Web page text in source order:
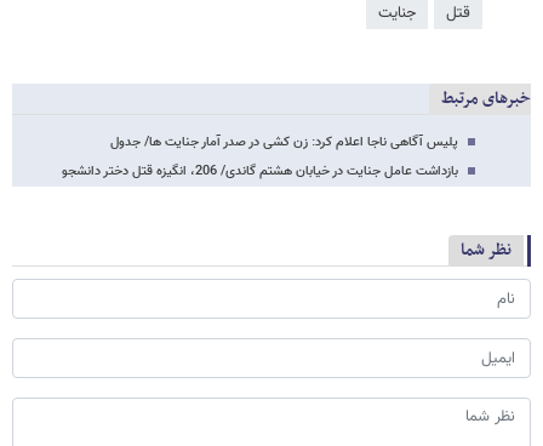
قتل جنایت
خبرهای مرتبط
پلیس آگاهی ناجا اعلام کرد: زن کشی در صدر آمار جنایت ها/ جدول
بازداشت عامل جنایت در خیابان هشتم گاندی/ 206، انگیزه قتل دختر دانشجو
نظر شما